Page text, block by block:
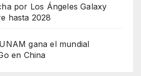
por Los Ángeles Galaxy
hasta 2028
gana el mundial
en China